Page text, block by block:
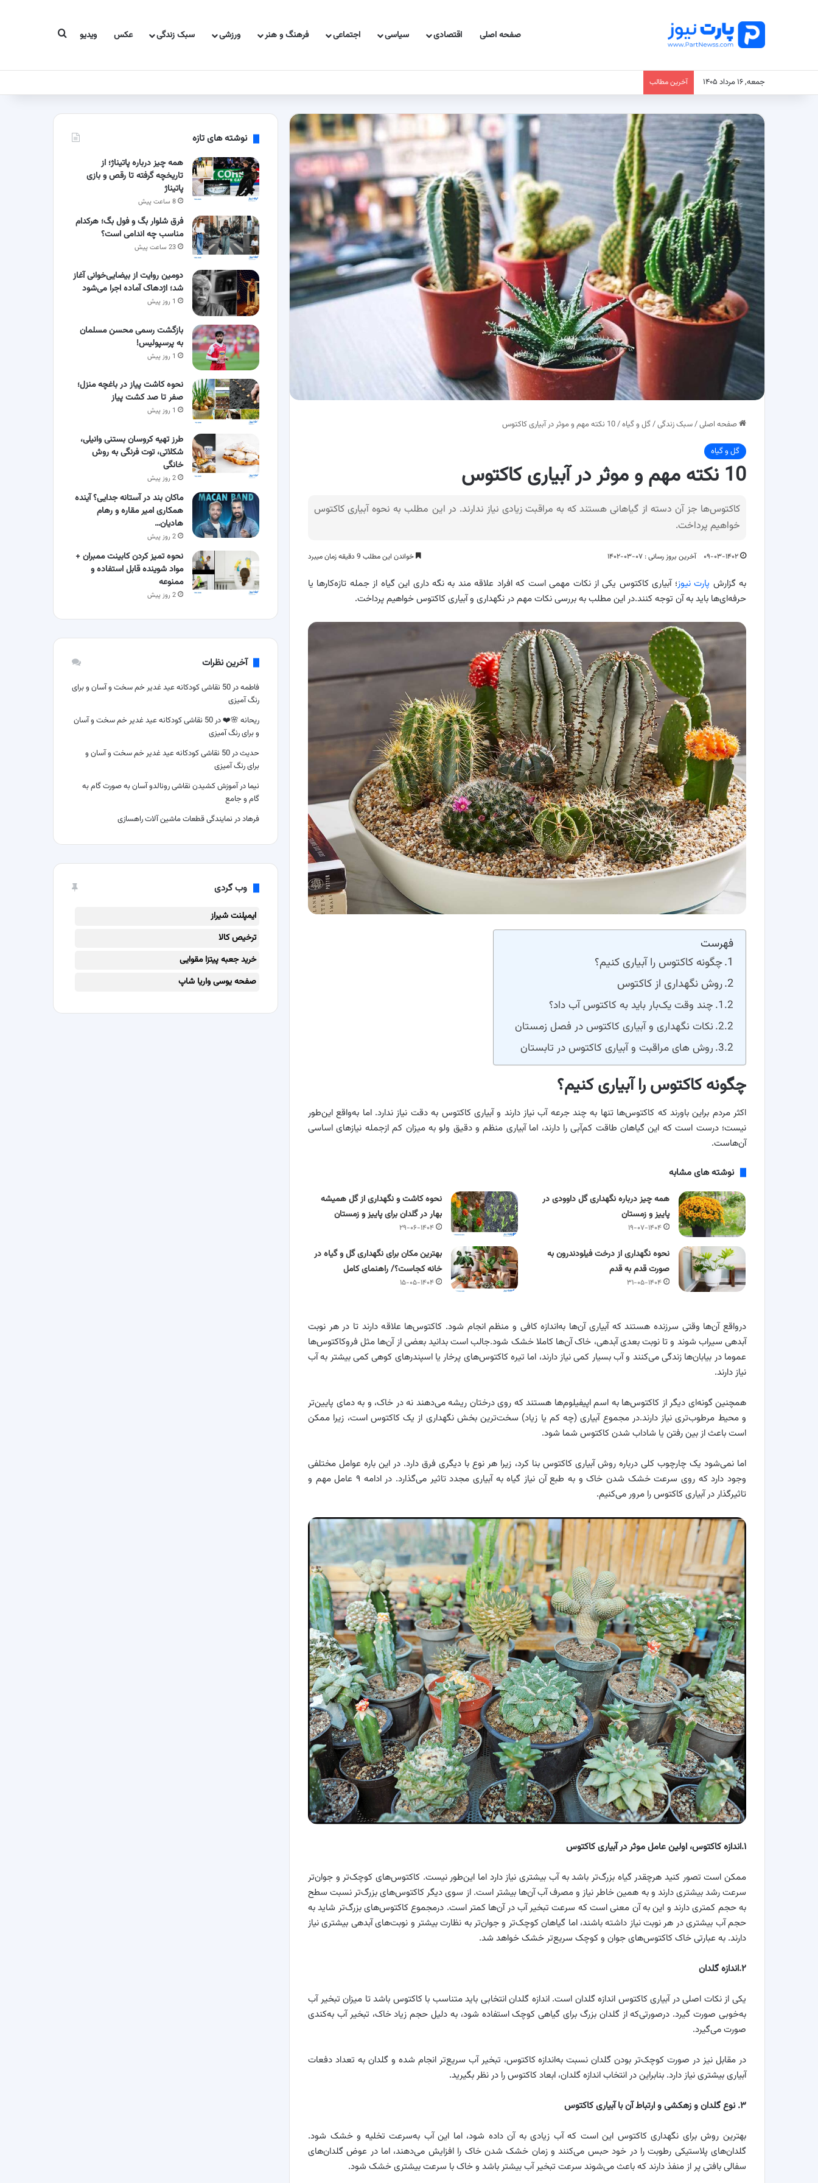
صفحه اصلی اقتصادی سیاسی اجتماعی فرهنگ و هنر ورزشی سبک زندگی عکس ویدیو جستجو برای
جمعه, ۱۶ مرداد ۱۴۰۵ آخرین مطالب
صفحه اصلی/سبک زندگی/گل و گیاه/10 نکته مهم و موثر در آبیاری کاکتوس
گل و گیاه
10 نکته مهم و موثر در آبیاری کاکتوس
کاکتوس‌ها جز آن دسته از گیاهانی هستند که به مراقبت زیادی نیاز ندارند. در این مطلب به نحوه آبیاری کاکتوس
خواهیم پرداخت.
۰۹-۰۳-۱۴۰۲ آخرین بروز رسانی : ۰۷-۰۳-۱۴۰۲ خواندن این مطلب 9 دقیقه زمان میبرد
به گزارش پارت نیوز؛ آبیاری کاکتوس یکی از نکات مهمی است که افراد علاقه مند به نگه داری این گیاه از جمله تازه‌کارها یا
حرفه‌ای‌ها باید به آن توجه کنند.در این مطلب به بررسی نکات مهم در نگهداری و آبیاری کاکتوس خواهیم پرداخت.
فهرست
چگونه کاکتوس را آبیاری کنیم؟
روش نگهداری از کاکتوس
چند وقت یک‌بار باید به کاکتوس آب داد؟
نکات نگهداری و آبیاری کاکتوس در فصل زمستان
روش های مراقبت و آبیاری کاکتوس در تابستان
چگونه کاکتوس را آبیاری کنیم؟
اکثر مردم براین باورند که کاکتوس‌ها تنها به چند جرعه آب نیاز دارند و آبیاری کاکتوس به دقت نیاز ندارد. اما به‌واقع این‌طور
نیست؛ درست است که این گیاهان طاقت کم‌آبی را دارند، اما آبیاری منظم و دقیق ولو به میزان کم ازجمله نیازهای اساسی
آن‌هاست.
نوشته های مشابه
همه چیز درباره نگهداری گل داوودی در
پاییز و زمستان
۱۹-۰۷-۱۴۰۴
نحوه کاشت و نگهداری از گل همیشه
بهار در گلدان برای پاییز و زمستان
۲۹-۰۶-۱۴۰۴
نحوه نگهداری از درخت فیلودندرون به
صورت قدم به قدم
۳۱-۰۵-۱۴۰۴
بهترین مکان برای نگهداری گل و گیاه در
خانه کجاست؟/ راهنمای کامل
۱۵-۰۵-۱۴۰۴
درواقع آن‌ها وقتی سرزنده هستند که آبیاری آن‌ها به‌اندازه کافی و منظم انجام شود. کاکتوس‌ها علاقه دارند تا در هر نوبت
آبدهی سیراب شوند و تا نوبت بعدی آبدهی، خاک آن‌ها کاملا خشک شود.جالب است بدانید بعضی از آن‌ها مثل فروکاکتوس‌ها
عموما در بیابان‌ها زندگی می‌کنند و آب بسیار کمی نیاز دارند، اما تیره کاکتوس‌های پرخار یا اسپندرهای کوهی کمی بیشتر به آب
نیاز دارند.
همچنین گونه‌ای دیگر از کاکتوس‌ها به اسم اپیفیلوم‌ها هستند که روی درختان ریشه می‌دهند نه در خاک، و به دمای پایین‌تر
و محیط مرطوب‌تری نیاز دارند.در مجموع آبیاری (چه کم یا زیاد) سخت‌ترین بخش نگهداری از یک کاکتوس است، زیرا ممکن
است باعث از بین رفتن یا شاداب شدن کاکتوس شما شود.
اما نمی‌شود یک چارچوب کلی درباره روش آبیاری کاکتوس بنا کرد، زیرا هر نوع با دیگری فرق دارد. در این باره عوامل مختلفی
وجود دارد که روی سرعت خشک شدن خاک و به طبع آن نیاز گیاه به آبیاری مجدد تاثیر می‌گذارد. در ادامه ۹ عامل مهم و
تاثیرگذار در آبیاری کاکتوس را مرور می‌کنیم.
۱.اندازه کاکتوس، اولین عامل موثر در آبیاری کاکتوس
ممکن است تصور کنید هرچقدر گیاه بزرگ‌تر باشد به آب بیشتری نیاز دارد اما این‌طور نیست. کاکتوس‌های کوچک‌تر و جوان‌تر
سرعت رشد بیشتری دارند و به همین خاطر نیاز و مصرف آب آن‌ها بیشتر است. از سوی دیگر کاکتوس‌های بزرگ‌تر نسبت سطح
به حجم کمتری دارند و این به آن معنی است که سرعت تبخیر آب در آن‌ها کمتر است. درمجموع کاکتوس‌های بزرگ‌تر شاید به
حجم آب بیشتری در هر نوبت نیاز داشته باشند، اما گیاهان کوچک‌تر و جوان‌تر به نظارت بیشتر و نوبت‌های آبدهی بیشتری نیاز
دارند. به عبارتی خاک کاکتوس‌های جوان و کوچک سریع‌تر خشک خواهد شد.
۲.اندازه گلدان
یکی از نکات اصلی در آبیاری کاکتوس اندازه گلدان است. اندازه گلدان انتخابی باید متناسب با کاکتوس باشد تا میزان تبخیر آب
به‌خوبی صورت گیرد. درصورتی‌که از گلدان بزرگ برای گیاهی کوچک استفاده شود، به دلیل حجم زیاد خاک، تبخیر آب به‌کندی
صورت می‌گیرد.
در مقابل نیز در صورت کوچک‌تر بودن گلدان نسبت به‌اندازه کاکتوس، تبخیر آب سریع‌تر انجام شده و گلدان به تعداد دفعات
آبیاری بیشتری نیاز دارد. بنابراین در انتخاب اندازه گلدان، ابعاد کاکتوس را در نظر بگیرید.
۳. نوع گلدان و زهکشی و ارتباط آن با آبیاری کاکتوس
بهترین روش برای نگهداری کاکتوس این است که آب زیادی به آن داده شود، اما این آب به‌سرعت تخلیه و خشک شود.
گلدان‌های پلاستیکی رطوبت را در خود حبس می‌کنند و زمان خشک شدن خاک را افزایش می‌دهند، اما در عوض گلدان‌های
سفالی بافتی پر از منفذ دارند که باعث می‌شوند سرعت تبخیر آب بیشتر باشد و خاک با سرعت بیشتری خشک شود.
نوشته های تازه
همه چیز درباره پاتیناژ؛ از
تاریخچه گرفته تا رقص و بازی
پاتیناژ
8 ساعت پیش
فرق شلوار بگ و فول بگ؛ هرکدام
مناسب چه اندامی است؟
23 ساعت پیش
دومین روایت از بیضایی‌خوانی آغاز
شد؛ اژدهاک آماده اجرا می‌شود
1 روز پیش
بازگشت رسمی محسن مسلمان
به پرسپولیس!
1 روز پیش
نحوه کاشت پیاز در باغچه منزل؛
صفر تا صد کشت پیاز
1 روز پیش
طرز تهیه کروسان بستنی وانیلی،
شکلاتی، توت فرنگی به روش
خانگی
2 روز پیش
ماکان بند در آستانه جدایی؟ آینده
همکاری امیر مقاره و رهام
هادیان…
2 روز پیش
نحوه تمیز کردن کابینت ممبران +
مواد شوینده قابل استفاده و
ممنوعه
2 روز پیش
آخرین نظرات
فاطمهدر
50 نقاشی کودکانه عید غدیر خم سخت و آسان و برای
رنگ آمیزی
ریحانه 🌸❤️در
50 نقاشی کودکانه عید غدیر خم سخت و آسان
و برای رنگ آمیزی
حدیثدر
50 نقاشی کودکانه عید غدیر خم سخت و آسان و
برای رنگ آمیزی
نیما درآموزش کشیدن نقاشی رونالدو آسان به صورت گام به
گام و جامع
فرهاددر نمایندگی قطعات ماشین آلات راهسازی
وب گردی
ایمپلنت شیراز
ترخیص کالا
خرید جعبه پیتزا مقوایی
صفحه یوسی واریا شاپ